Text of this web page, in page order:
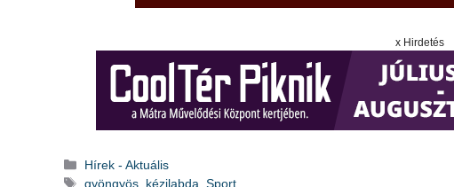
x Hirdetés
Kategória
Hírek - Aktuális
Címkék
gyöngyös kézilabda ,Sport